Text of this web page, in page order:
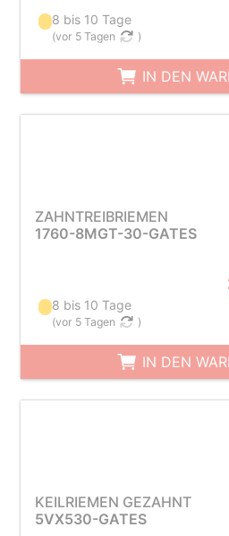
8 bis 10 Tage
(vor 5 Tagen )
IN DEN
ZAHNTREIBRIEMEN
1760-8MGT-30-GATES
8 bis 10 Tage
(vor 5 Tagen )
IN DEN
KEILRIEMEN GEZAHNT
5VX530-GATES